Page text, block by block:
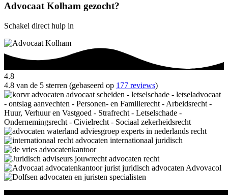
Advocaat Kolham gezocht?
Schakel direct hulp in
4.8
4.8 van de 5 sterren (gebaseerd op 177 reviews)